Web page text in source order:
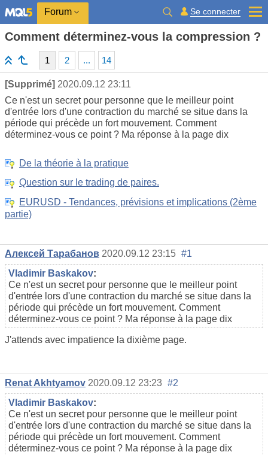
Forum Se connecter
Comment déterminez-vous la compression ?
1 2 ... 14
[Supprimé] 2020.09.12 23:11
Ce n'est un secret pour personne que le meilleur point
d'entrée lors d'une contraction du marché se situe dans la
période qui précède un fort mouvement. Comment
déterminez-vous ce point ? Ma réponse à la page dix
De la théorie à la pratique
Question sur le trading de paires.
EURUSD - Tendances, prévisions et implications (2ème
partie)
Алексей Тарабанов 2020.09.12 23:15 #1
Vladimir Baskakov:
Ce n'est un secret pour personne que le meilleur point
d'entrée lors d'une contraction du marché se situe dans la
période qui précède un fort mouvement. Comment
déterminez-vous ce point ? Ma réponse à la page dix
J'attends avec impatience la dixième page.
Renat Akhtyamov 2020.09.12 23:23 #2
Vladimir Baskakov:
Ce n'est un secret pour personne que le meilleur point
d'entrée lors d'une contraction du marché se situe dans la
période qui précède un fort mouvement. Comment
déterminez-vous ce point ? Ma réponse à la page dix